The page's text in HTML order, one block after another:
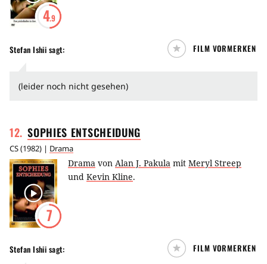
4.9
Stefan Ishii sagt: FILM VORMERKEN
(leider noch nicht gesehen)
12. SOPHIES ENTSCHEIDUNG
CS(1982) | Drama
7
Drama von Alan J. Pakula mit Meryl Streep
und Kevin Kline.
Stefan Ishii sagt: FILM VORMERKEN